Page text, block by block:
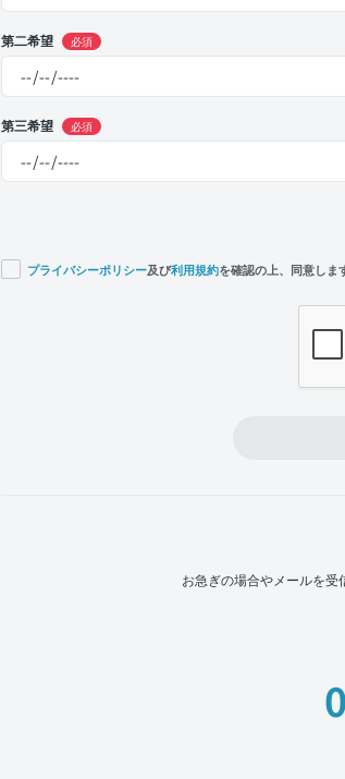
第二希望 必須
第三希望 必須
プライバシーポリシー及び利用規約を確認の上、同意しま
お急ぎの場合やメールを受